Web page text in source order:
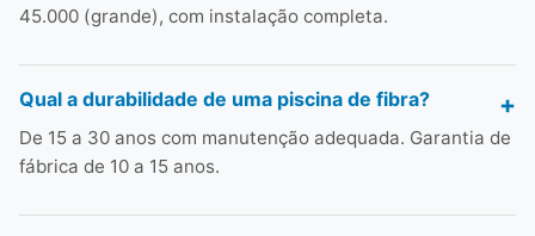
45.000 (grande), com instalação completa.
Qual a durabilidade de uma piscina de fibra?
De 15 a 30 anos com manutenção adequada. Garantia de
fábrica de 10 a 15 anos.